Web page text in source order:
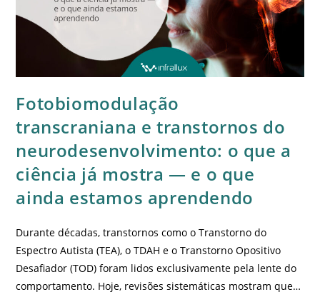
Fotobiomodulação
transcraniana e transtornos do
neurodesenvolvimento: o que a
ciência já mostra — e o que
ainda estamos aprendendo
Durante décadas, transtornos como o Transtorno do
Espectro Autista (TEA), o TDAH e o Transtorno Opositivo
Desafiador (TOD) foram lidos exclusivamente pela lente do
comportamento. Hoje, revisões sistemáticas mostram que…